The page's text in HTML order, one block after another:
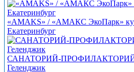
«AMAKS» / «АМАКС ЭкоПарк»
Екатеринбург
САНАТОРИЙ-
Геленджик